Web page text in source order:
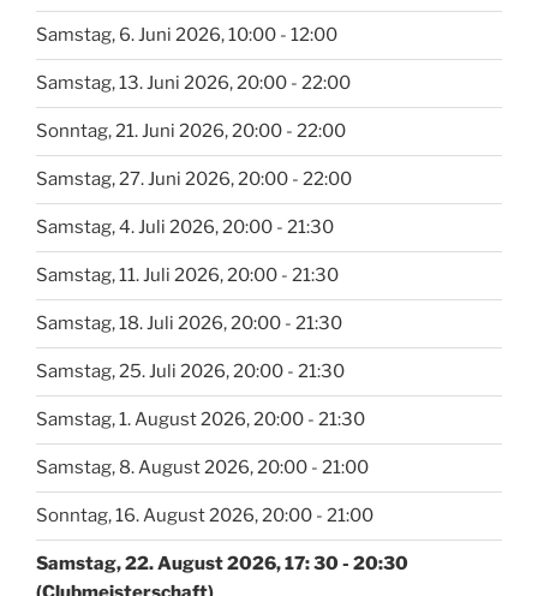
Samstag, 6. Juni 2026, 10:00 - 12:00
Samstag, 13. Juni 2026, 20:00 - 22:00
Sonntag, 21. Juni 2026, 20:00 - 22:00
Samstag, 27. Juni 2026, 20:00 - 22:00
Samstag, 4. Juli 2026, 20:00 - 21:30
Samstag, 11. Juli 2026, 20:00 - 21:30
Samstag, 18. Juli 2026, 20:00 - 21:30
Samstag, 25. Juli 2026, 20:00 - 21:30
Samstag, 1. August 2026, 20:00 - 21:30
Samstag, 8. August 2026, 20:00 - 21:00
Sonntag, 16. August 2026, 20:00 - 21:00
Samstag, 22. August 2026, 17: 30 - 20:30